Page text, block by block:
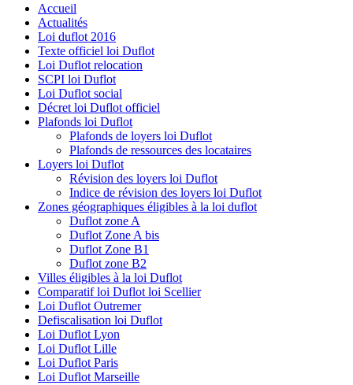
Accueil
Actualités
Loi duflot 2016
Texte officiel loi Duflot
Loi Duflot relocation
SCPI loi Duflot
Loi Duflot social
Décret loi Duflot officiel
Plafonds loi Duflot
Plafonds de loyers loi Duflot
Plafonds de ressources des locataires
Loyers loi Duflot
Révision des loyers loi Duflot
Indice de révision des loyers loi Duflot
Zones géographiques éligibles à la loi duflot
Duflot zone A
Duflot Zone A bis
Duflot Zone B1
Duflot zone B2
Villes éligibles à la loi Duflot
Comparatif loi Duflot loi Scellier
Loi Duflot Outremer
Defiscalisation loi Duflot
Loi Duflot Lyon
Loi Duflot Lille
Loi Duflot Paris
Loi Duflot Marseille